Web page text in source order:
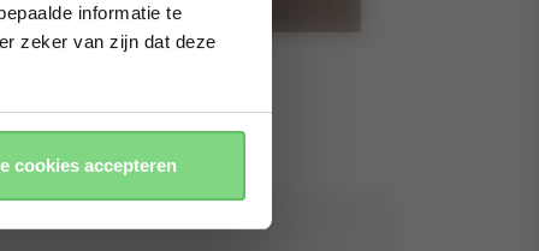
informatie te
zeker van zijn dat deze
cookies accepteren